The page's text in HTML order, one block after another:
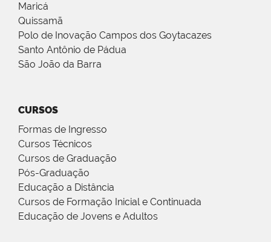
Maricá
Quissamã
Polo de Inovação Campos dos Goytacazes
Santo Antônio de Pádua
São João da Barra
CURSOS
Formas de Ingresso
Cursos Técnicos
Cursos de Graduação
Pós-Graduação
Educação a Distância
Cursos de Formação Inicial e Continuada
Educação de Jovens e Adultos